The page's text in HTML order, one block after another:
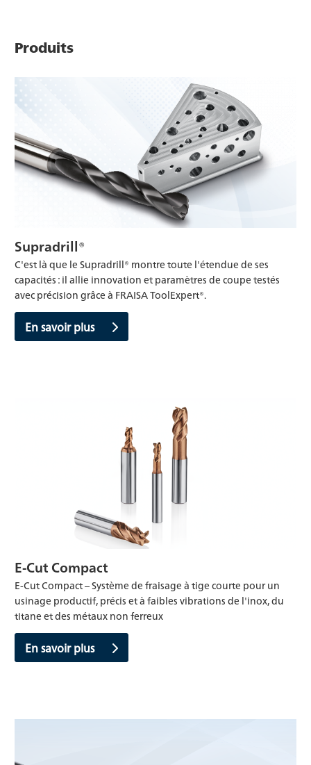
Produits
Supradrill®
C'est là que le Supradrill® montre toute l'étendue de ses
capacités : il allie innovation et paramètres de coupe testés
avec précision grâce à FRAISA ToolExpert®.
En savoir plus
E-Cut Compact
E-Cut Compact – Système de fraisage à tige courte pour un
usinage productif, précis et à faibles vibrations de l'inox, du
titane et des métaux non ferreux
En savoir plus